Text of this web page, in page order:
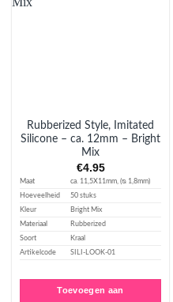
Rubberized Style, Imitated
Silicone – ca. 12mm – Bright
Mix
€4.95
Maat
ca. 11,5X11mm, (ᴓ 1,8mm)
Hoeveelheid
50 stuks
Kleur
Bright Mix
Materiaal
Rubberized
Soort
Kraal
Artikelcode
SILI-LOOK-01
Toevoegen aan